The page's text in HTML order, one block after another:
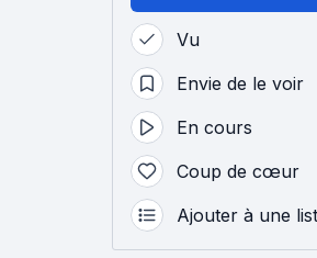
Vu
Envie de le voir
En cours
Coup de cœur
Ajouter à une